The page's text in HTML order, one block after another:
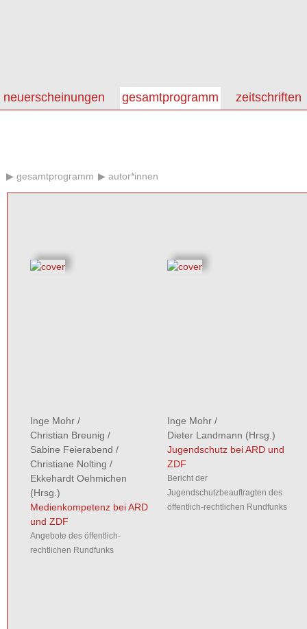
neuerscheinungen gesamtprogramm zeitschriften
gesamtprogramm autor*innen
Inge Mohr /
Christian Breunig /
Sabine Feierabend /
Christiane Nolting /
Ekkehardt Oehmichen
(Hrsg.)
Medienkompetenz bei ARD
und ZDF
Angebote des öffentlich-
rechtlichen Rundfunks
Inge Mohr /
Dieter Landmann (Hrsg.)
Jugendschutz bei ARD und
ZDF
Bericht der
Jugendschutzbeauftragten des
öffentlich-rechtlichen Rundfunks